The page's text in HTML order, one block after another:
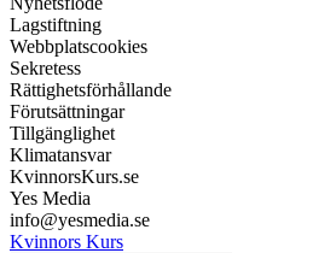
Lagstiftning
Webbplatscookies
Sekretess
Rättighetsförhållande
Förutsättningar
Tillgänglighet
Klimatansvar
KvinnorsKurs.se
Yes Media
info@yesmedia.se
Kvinnors Kurs